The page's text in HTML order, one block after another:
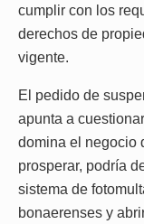
cumplir con los
derechos de
vigente.
El pedido de
apunta a
domina el negocio
prosperar, podría
sistema de
bonaerenses y